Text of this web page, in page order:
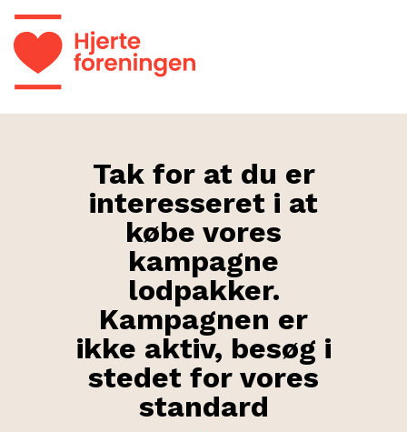
Tak for at du er
interesseret i at
købe vores
kampagne
lodpakker.
Kampagnen er
ikke aktiv, besøg i
stedet for vores
standard